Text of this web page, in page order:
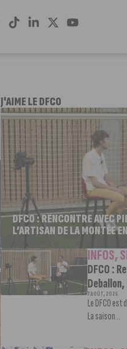
J'AIME LE DFCO
DFCO : RENCONTRE AVEC
L’ARTISAN DE LA MONTÉE
INFOS,
DFCO :
7 AOÛT, 2026
Le DFCO
La saison...